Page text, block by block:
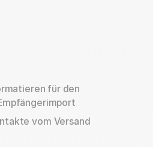
für den
vom Versand